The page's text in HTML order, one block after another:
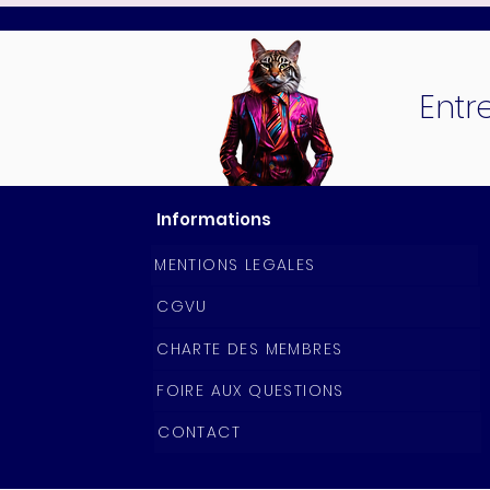
Informations
MENTIONS LEGALES
CGVU
CHARTE DES MEMBRES
FOIRE AUX QUESTIONS
CONTACT